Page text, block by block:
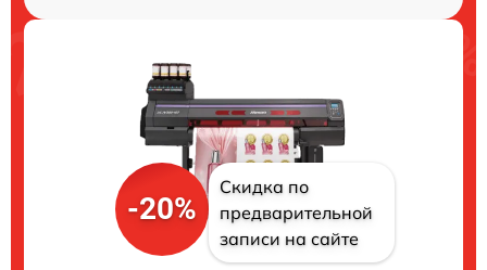
-20%
Скидка по
предварительной
записи на сайте